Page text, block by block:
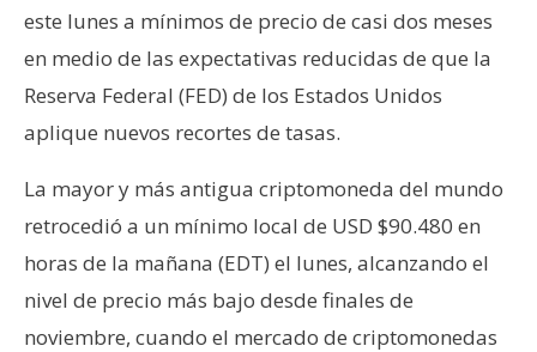
N
o
t
a
d
e
P
r
e
n
este lunes a mínimos de precio de casi dos meses
en medio de las expectativas reducidas de que la
Reserva Federal (FED) de los Estados Unidos
aplique nuevos recortes de tasas.
La mayor y más antigua criptomoneda del mundo
retrocedió a un mínimo local de USD $90.480 en
horas de la mañana (EDT) el lunes, alcanzando el
nivel de precio más bajo desde finales de
noviembre, cuando el mercado de criptomonedas